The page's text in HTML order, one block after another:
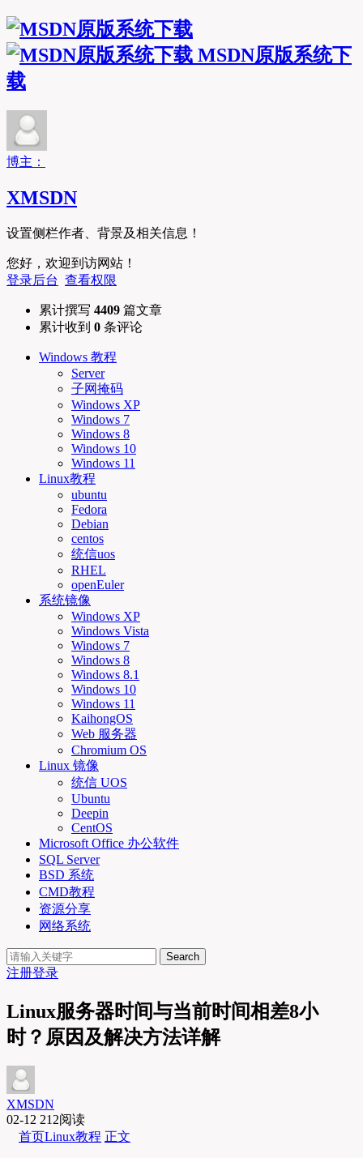
MSDN原版系统下
载
博主：
XMSDN
设置侧栏作者、背景及相关信息！
您好，欢迎到访网站！
登录后台 查看权限
累计撰写 4409 篇文章
累计收到 0 条评论
Windows 教程
Server
子网掩码
Windows XP
Windows 7
Windows 8
Windows 10
Windows 11
Linux教程
ubuntu
Fedora
Debian
centos
统信uos
RHEL
openEuler
系统镜像
Windows XP
Windows Vista
Windows 7
Windows 8
Windows 8.1
Windows 10
Windows 11
KaihongOS
Web 服务器
Chromium OS
Linux 镜像
统信 UOS
Ubuntu
Deepin
CentOS
Microsoft Office 办公软件
SQL Server
BSD 系统
CMD教程
资源分享
网络系统
Search
注册登录
Linux服务器时间与当前时间相差8小
时？原因及解决方法详解
XMSDN
02-12 212阅读
首页Linux教程 正文